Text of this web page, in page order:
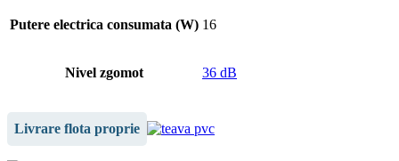
Putere electrica consumata (W) 16
Nivel zgomot 36 dB
Livrare flota proprie